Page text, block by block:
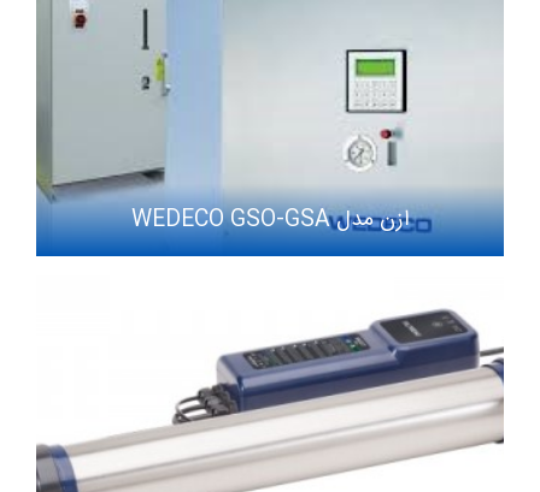
ازن مدل WEDECO GSO-GSA